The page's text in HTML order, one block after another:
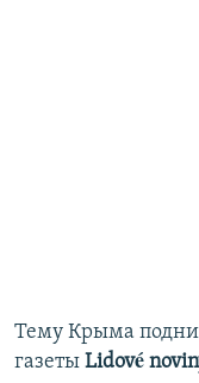
Тему Крыма
газеты Lidové